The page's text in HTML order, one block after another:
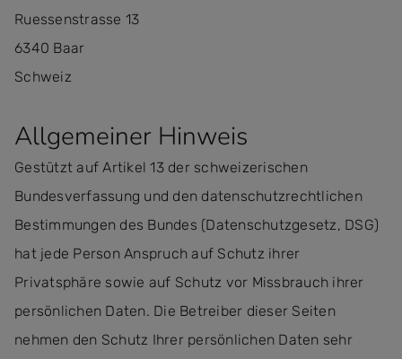
Ruessenstrasse 13
6340 Baar
Schweiz
Allgemeiner Hinweis
Gestützt auf Artikel 13 der schweizerischen
Bundesverfassung und den datenschutzrechtlichen
Bestimmungen des Bundes (Datenschutzgesetz, DSG)
hat jede Person Anspruch auf Schutz ihrer
Privatsphäre sowie auf Schutz vor Missbrauch ihrer
persönlichen Daten. Die Betreiber dieser Seiten
nehmen den Schutz Ihrer persönlichen Daten sehr